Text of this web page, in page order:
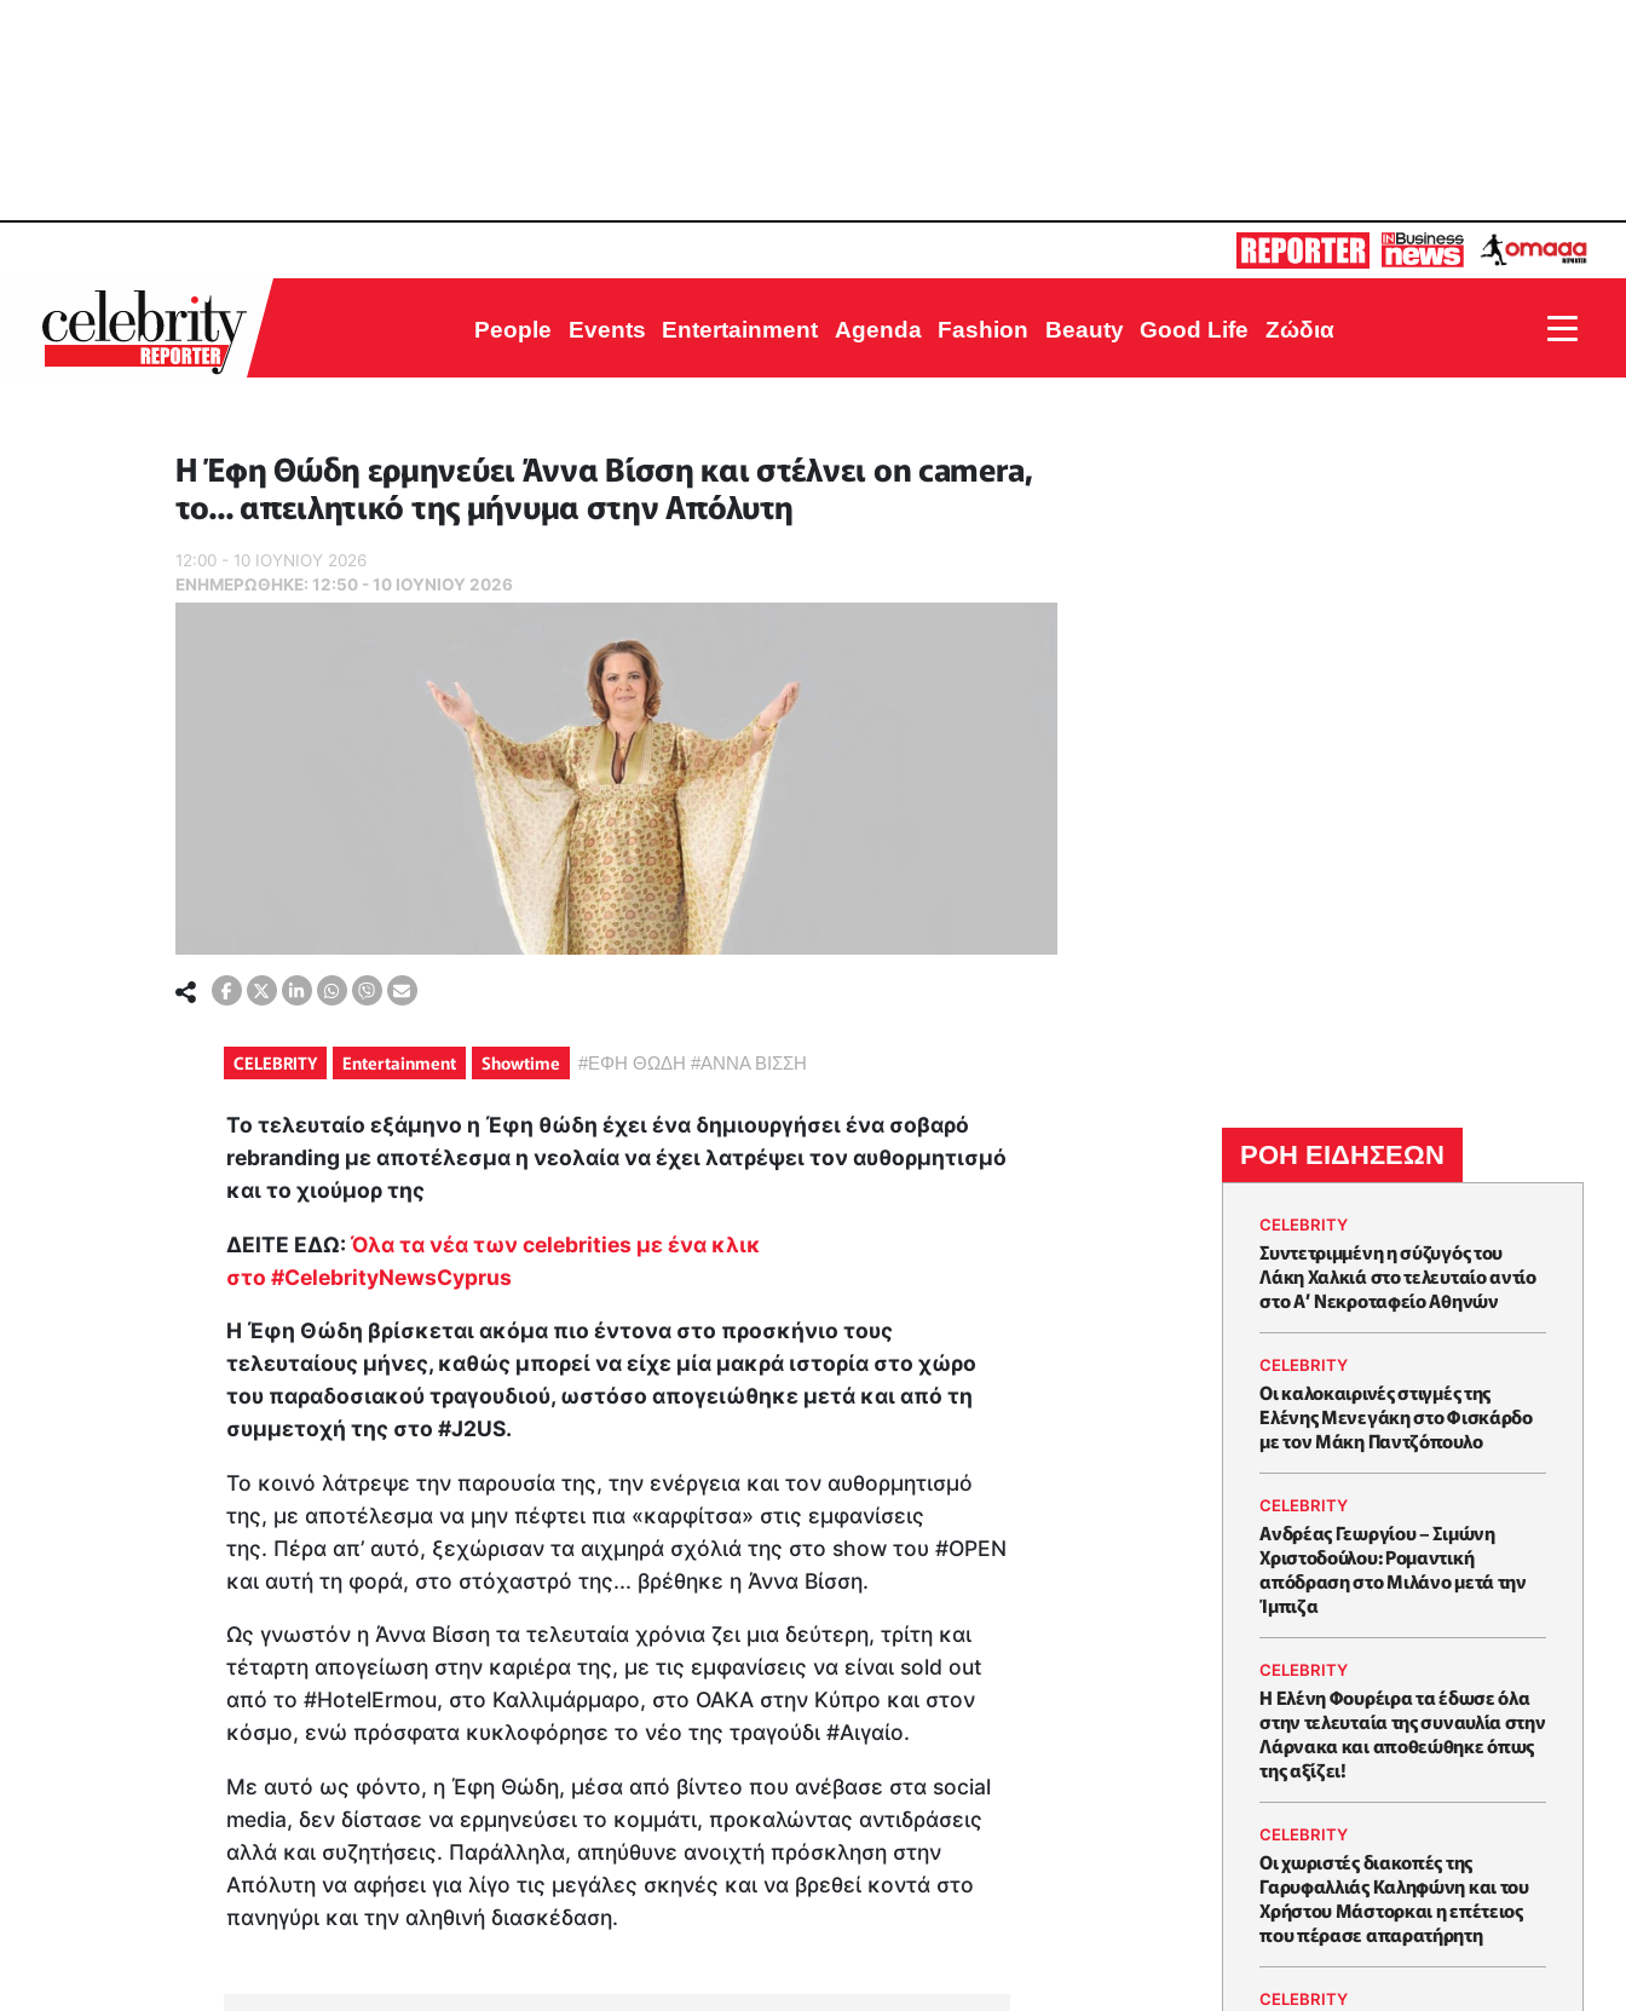
People Events Entertainment Agenda Fashion Beauty Good Life Ζώδια
Η Έφη Θώδη ερμηνεύει Άννα Βίσση και στέλνει on camera,
το... απειλητικό της μήνυμα στην Απόλυτη
12:00 - 10 ΙΟΥΝΙΟΥ 2026
ΕΝΗΜΕΡΏΘΗΚΕ: 12:50 - 10 ΙΟΥΝΙΟΥ 2026
CELEBRITY Entertainment Showtime #ΕΦΗ ΘΩΔΗ #ΑΝΝΑ ΒΙΣΣΗ
Το τελευταίο εξάμηνο η Έφη θώδη έχει ένα δημιουργήσει ένα σοβαρό
rebranding με αποτέλεσμα η νεολαία να έχει λατρέψει τον αυθορμητισμό
και το χιούμορ της
ΔΕΙΤΕ ΕΔΩ: Όλα τα νέα των celebrities με ένα κλικ
στο #CelebrityNewsCyprus
Η Έφη Θώδη βρίσκεται ακόμα πιο έντονα στο προσκήνιο τους
τελευταίους μήνες, καθώς μπορεί να είχε μία μακρά ιστορία στο χώρο
του παραδοσιακού τραγουδιού, ωστόσο απογειώθηκε μετά και από τη
συμμετοχή της στο #J2US.
Το κοινό λάτρεψε την παρουσία της, την ενέργεια και τον αυθορμητισμό
της, με αποτέλεσμα να μην πέφτει πια «καρφίτσα» στις εμφανίσεις
της. Πέρα απ’ αυτό, ξεχώρισαν τα αιχμηρά σχόλιά της στο show του #OPEN
και αυτή τη φορά, στο στόχαστρό της... βρέθηκε η Άννα Βίσση.
Ως γνωστόν η Άννα Βίσση τα τελευταία χρόνια ζει μια δεύτερη, τρίτη και
τέταρτη απογείωση στην καριέρα της, με τις εμφανίσεις να είναι sold out
από το #HotelErmou, στο Καλλιμάρμαρο, στο ΟΑΚΑ στην Κύπρο και στον
κόσμο, ενώ πρόσφατα κυκλοφόρησε το νέο της τραγούδι #Αιγαίο.
Με αυτό ως φόντο, η Έφη Θώδη, μέσα από βίντεο που ανέβασε στα social
media, δεν δίστασε να ερμηνεύσει το κομμάτι, προκαλώντας αντιδράσεις
αλλά και συζητήσεις. Παράλληλα, απηύθυνε ανοιχτή πρόσκληση στην
Απόλυτη να αφήσει για λίγο τις μεγάλες σκηνές και να βρεθεί κοντά στο
πανηγύρι και την αληθινή διασκέδαση.
ΡΟΗ ΕΙΔΗΣΕΩΝ
CELEBRITY
Συντετριμμένη η σύζυγός του
Λάκη Χαλκιά στο τελευταίο αντίο
στο Α’ Νεκροταφείο Αθηνών
CELEBRITY
Oι καλοκαιρινές στιγμές της
Ελένης Μενεγάκη στο Φισκάρδο
με τον Μάκη Παντζόπουλο
CELEBRITY
Ανδρέας Γεωργίου – Σιμώνη
Χριστοδούλου: Ρομαντική
απόδραση στο Μιλάνο μετά την
Ίμπιζα
CELEBRITY
Η Ελένη Φουρέιρα τα έδωσε όλα
στην τελευταία της συναυλία στην
Λάρνακα και αποθεώθηκε όπως
της αξίζει!
CELEBRITY
Οι χωριστές διακοπές της
Γαρυφαλλιάς Καληφώνη και του
Χρήστου Μάστορκαι η επέτειος
που πέρασε απαρατήρητη
CELEBRITY